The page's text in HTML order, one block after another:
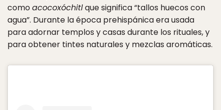
comoacocoxóchitlque significa “tallos huecos con
agua”. Durante la época prehispánica era usada
para adornar templos y casas durante los rituales, y
para obtener tintes naturales y mezclas aromáticas.